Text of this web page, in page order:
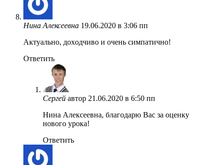
Нина Алексеевна 19.06.2020 в 3:06 пп
Актуально, доxодчиво и очень симпатично!
Ответить
Сергей автор 21.06.2020 в 6:50 пп
Нина Алексеевна, благодарю Вас за оценку
нового урока!
Ответить